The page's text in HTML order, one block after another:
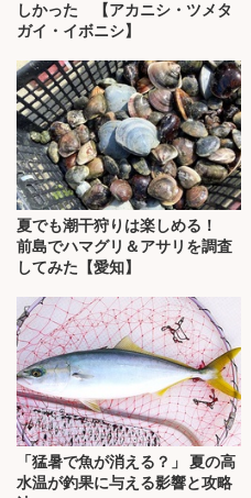
しかった 【アカニシ・ツメタ
ガイ・イボニシ】
夏でも潮干狩りは楽しめる！
前島でハマグリ＆アサリを調査
してみた【愛知】
「猛暑で魚が消える？」 夏の高
水温が釣果に与える影響と攻略